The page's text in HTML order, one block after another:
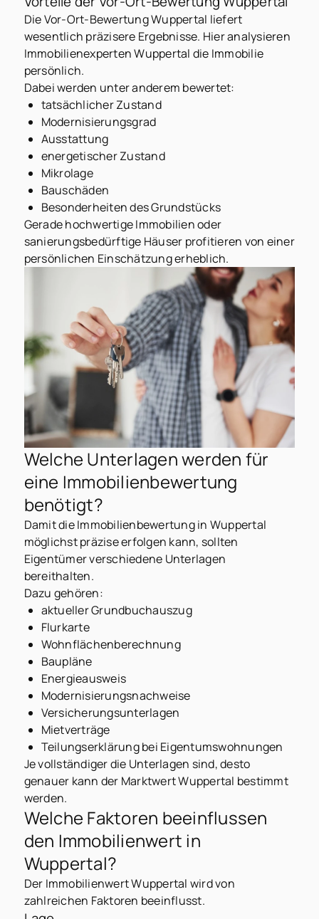
Die Vor-Ort-Bewertung Wuppertal liefert
wesentlich präzisere Ergebnisse. Hier analysieren
Immobilienexperten Wuppertal die Immobilie
persönlich.
Dabei werden unter anderem bewertet:
tatsächlicher Zustand
Modernisierungsgrad
Ausstattung
energetischer Zustand
Mikrolage
Bauschäden
Besonderheiten des Grundstücks
Gerade hochwertige Immobilien oder
sanierungsbedürftige Häuser profitieren von einer
persönlichen Einschätzung erheblich.
Welche Unterlagen werden für
eine Immobilienbewertung
benötigt?
Damit die Immobilienbewertung in Wuppertal
möglichst präzise erfolgen kann, sollten
Eigentümer verschiedene Unterlagen
bereithalten.
Dazu gehören:
aktueller Grundbuchauszug
Flurkarte
Wohnflächenberechnung
Baupläne
Energieausweis
Modernisierungsnachweise
Versicherungsunterlagen
Mietverträge
Teilungserklärung bei Eigentumswohnungen
Je vollständiger die Unterlagen sind, desto
genauer kann der Marktwert Wuppertal bestimmt
werden.
Welche Faktoren beeinflussen
den Immobilienwert in
Wuppertal?
Der Immobilienwert Wuppertal wird von
zahlreichen Faktoren beeinflusst.